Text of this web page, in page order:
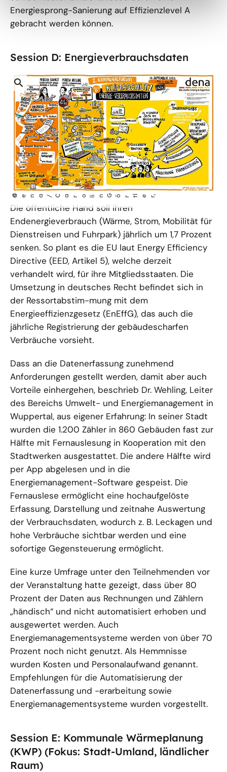
Energiesprong-Sanierung auf Effizienzlevel A
gebracht werden können.
Session D: Energieverbrauchsdaten
öffnet
Bild
in
einer
vergrößerten
Darstellung
©
dena/ Ca
ro l
in Gört
le r ,
Die öffentliche Hand soll ihren
Endenergieverbrauch (Wärme, Strom, Mobilität für
Dienstreisen und Fuhrpark) jährlich um 1,7 Prozent
senken. So plant es die EU laut Energy Efficiency
Directive (EED, Artikel 5), welche derzeit
verhandelt wird, für ihre Mitgliedsstaaten. Die
Umsetzung in deutsches Recht befindet sich in
der Ressortabstim-mung mit dem
Energieeffizienzgesetz (EnEffG), das auch die
jährliche Registrierung der gebäudescharfen
Verbräuche vorsieht.
Dass an die Datenerfassung zunehmend
Anforderungen gestellt werden, damit aber auch
Vorteile einhergehen, beschrieb Dr. Wehling, Leiter
des Bereichs Umwelt- und Energiemanagement in
Wuppertal, aus eigener Erfahrung: In seiner Stadt
wurden die 1.200 Zähler in 860 Gebäuden fast zur
Hälfte mit Fernauslesung in Kooperation mit den
Stadtwerken ausgestattet. Die andere Hälfte wird
per App abgelesen und in die
Energiemanagement-Software gespeist. Die
Fernauslese ermöglicht eine hochaufgelöste
Erfassung, Darstellung und zeitnahe Auswertung
der Verbrauchsdaten, wodurch z. B. Leckagen und
hohe Verbräuche sichtbar werden und eine
sofortige Gegensteuerung ermöglicht.
Eine kurze Umfrage unter den Teilnehmenden vor
der Veranstaltung hatte gezeigt, dass über 80
Prozent der Daten aus Rechnungen und Zählern
„händisch“ und nicht automatisiert erhoben und
ausgewertet werden. Auch
Energiemanagementsysteme werden von über 70
Prozent noch nicht genutzt. Als Hemmnisse
wurden Kosten und Personalaufwand genannt.
Empfehlungen für die Automatisierung der
Datenerfassung und -erarbeitung sowie
Energiemanagementsysteme wurden vorgestellt.
Session E: Kommunale Wärmeplanung
(KWP) (Fokus: Stadt-Umland, ländlicher
Raum)